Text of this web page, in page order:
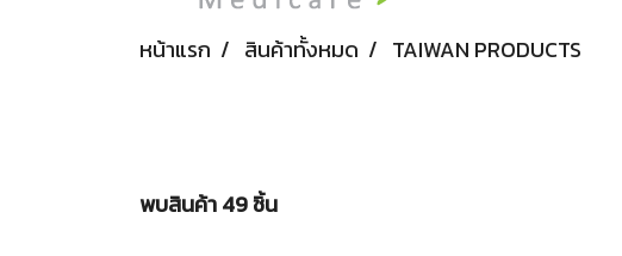
หน้าแรก สินค้าทั้งหมด TAIWAN PRODUCTS
พบสินค้า 49 ชิ้น